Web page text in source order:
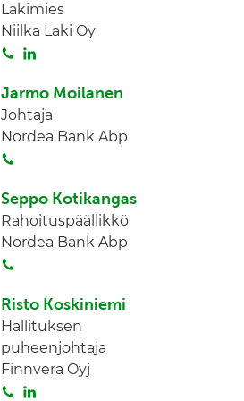
Lakimies
Niilka Laki Oy
S
i
t
a
n
k
e
n
Jarmo Moilanen
Johtaja
Nordea Bank Abp
i
t
a
Seppo Kotikangas
Rahoituspäällikkö
Nordea Bank Abp
i
t
a
Risto Koskiniemi
Hallituksen
puheenjohtaja
Finnvera Oyj
S